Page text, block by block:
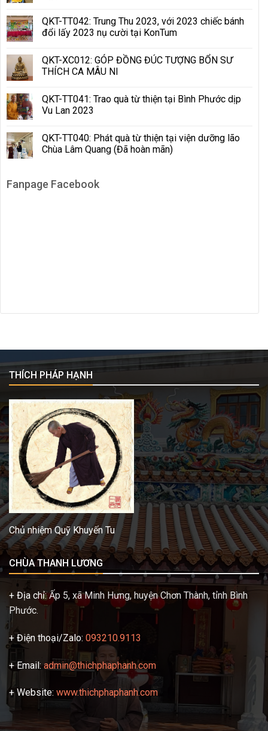
QKT-TT042: Trung Thu 2023, với 2023 chiếc bánh
đổi lấy 2023 nụ cười tại KonTum
QKT-XC012: GÓP ĐỒNG ĐÚC TƯỢNG BỔN SƯ
THÍCH CA MÂU NI
QKT-TT041: Trao quà từ thiện tại Bình Phước dịp
Vu Lan 2023
QKT-TT040: Phát quà từ thiện tại viện dưỡng lão
Chùa Lâm Quang (Đã hoàn mãn)
Fanpage Facebook
THÍCH PHÁP HẠNH
Chủ nhiệm Quỹ Khuyến Tu
CHÙA THANH LƯƠNG
+ Địa chỉ:Ấp 5, xã Minh Hưng, huyện Chơn Thành, tỉnh Bình
Phước.
+ Điện thoại/Zalo: 093210.9113
+ Email:admin@thichphaphanh.com
+ Website: www.thichphaphanh.com